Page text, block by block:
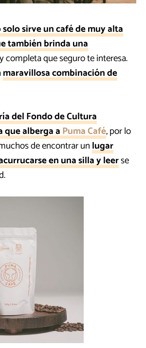
solo sirve un café de muy alta
también brinda una
completa que seguro te interesa.
maravillosa combinación de
del Fondo de Cultura
que alberga aPuma Café, por lo
de encontrar unlugar
en una silla y leerse